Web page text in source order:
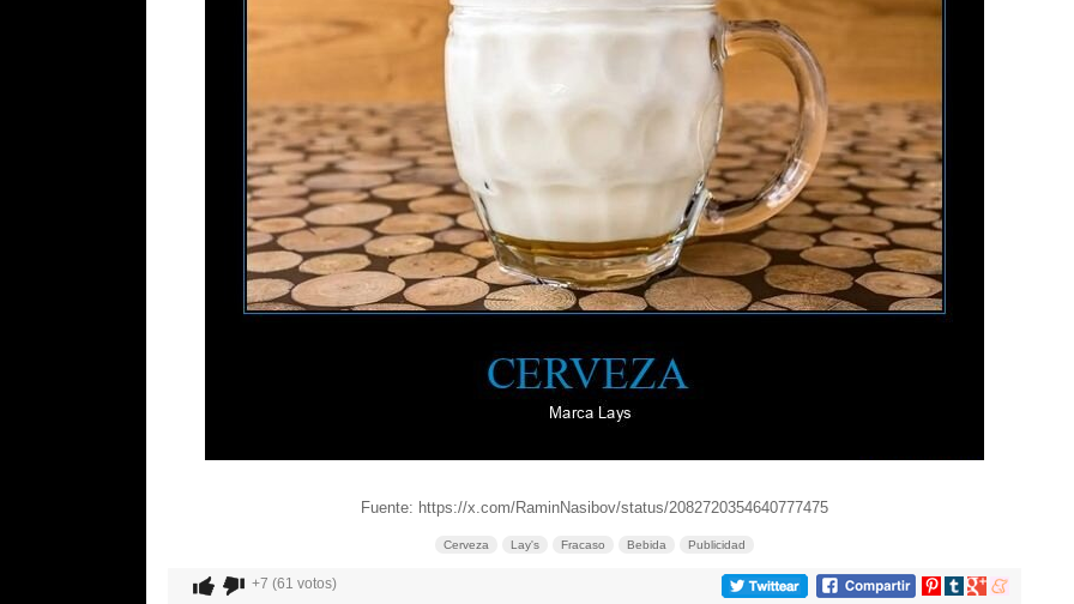
Fuente: https://x.com/RaminNasibov/status/2082720354640777475
Cerveza Lay's Fracaso Bebida Publicidad
+7 (61 votos)
Compartir
Compartir
Compartir
Compartir